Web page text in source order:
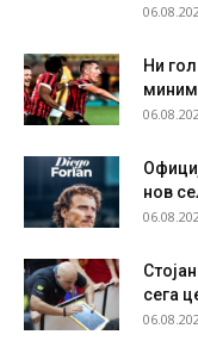
Ни
нов
сега